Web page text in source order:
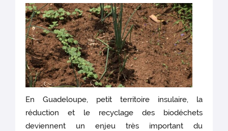
En Guadeloupe, petit territoire insulaire, la
réduction et le recyclage des biodéchets
deviennent un enjeu très important du